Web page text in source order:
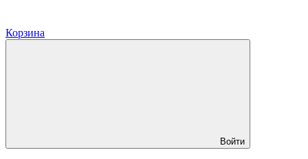
Корзина
Войти